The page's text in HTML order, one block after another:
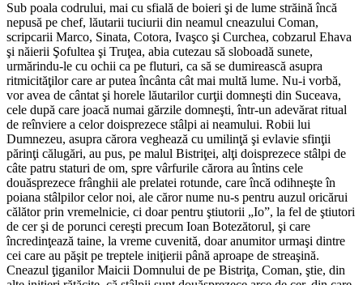
Sub poala codrului, mai cu sfială de boieri şi de lume străină încă
nepusă pe chef, lăutarii tuciurii din neamul cneazului Coman,
scripcarii Marco, Sinata, Cotora, Ivaşco şi Curchea, cobzarul Ehava
şi năierii Şofultea şi Truţea, abia cutezau să sloboadă sunete,
urmărindu-le cu ochii ca pe fluturi, ca să se dumirească asupra
ritmicităţilor care ar putea încânta cât mai multă lume. Nu-i vorbă,
vor avea de cântat şi horele lăutarilor curţii domneşti din Suceava,
cele după care joacă numai gărzile domneşti, într-un adevărat ritual
de reînviere a celor doisprezece stâlpi ai neamului. Robii lui
Dumnezeu, asupra cărora veghează cu umilinţă şi evlavie sfinţii
părinţi călugări, au pus, pe malul Bistriţei, alţi doisprezece stâlpi de
câte patru staturi de om, spre vârfurile cărora au întins cele
douăsprezece frânghii ale prelatei rotunde, care încă odihneşte în
poiana stâlpilor celor noi, ale căror nume nu-s pentru auzul oricărui
călător prin vremelnicie, ci doar pentru ştiutorii „Io”, la fel de ştiutori
de cer şi de porunci cereşti precum Ioan Botezătorul, şi care
încredinţează taine, la vreme cuvenită, doar anumitor urmaşi dintre
cei care au păşit pe treptele iniţierii până aproape de streaşină.
Cneazul ţiganilor Maicii Domnului de pe Bistriţa, Coman, ştie, din